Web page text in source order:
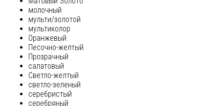
молочный
мульти/золотой
мультиколор
Оранжевый
Песочно-желтый
Прозрачный
салатовый
Светло-желтый
светло-зеленый
серебристый
серебряный